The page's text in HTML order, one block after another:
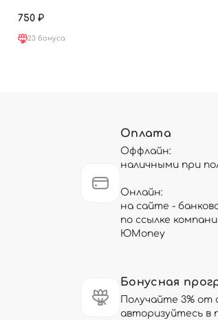
750 ₽
23 бонуса
Оплата
Оффлайн:
наличными при
Онлайн:
на сайте -
по ссылке
ЮMoney
Бонусная
Получайте 3% от
авторизуйтесь в